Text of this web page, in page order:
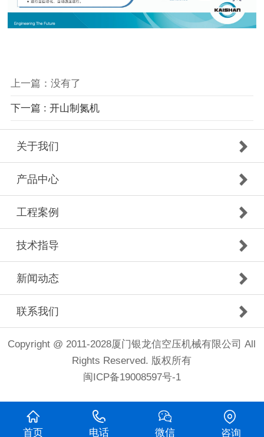
上一篇：没有了
下一篇 : 开山制氮机
关于我们
产品中心
工程案例
技术指导
新闻动态
联系我们
Copyright @ 2011-2028厦门银龙信空压机械有限公司 All
Rights Reserved. 版权所有
闽ICP备19008597号-1
首页 电话 微信 咨询